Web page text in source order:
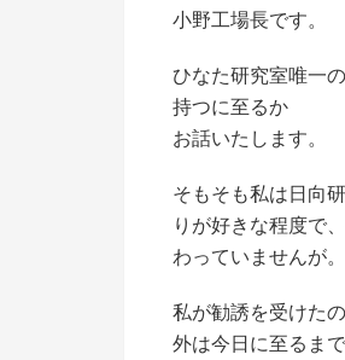
小野工場長です。
ひなた研究室唯一
持つに至るか
お話いたします。
そもそも私は日向
りが好きな程度で
わっていませんが。
私が勧誘を受けた
外は今日に至るま